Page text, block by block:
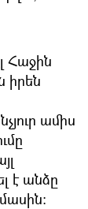
Հաջին
իրեն
ամիս
է անձը